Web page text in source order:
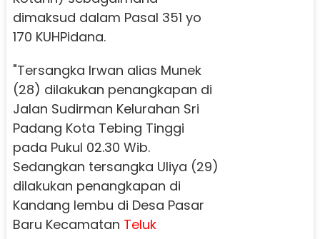
dimaksud dalam Pasal 351 yo
170 KUHPidana.
"Tersangka Irwan alias Munek
(28) dilakukan penangkapan di
Jalan Sudirman Kelurahan Sri
Padang Kota Tebing Tinggi
pada Pukul 02.30 Wib.
Sedangkan tersangka Uliya (29)
dilakukan penangkapan di
Kandang lembu di Desa Pasar
Baru Kecamatan Teluk